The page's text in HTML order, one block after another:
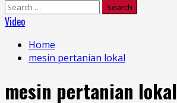
Search
for:
Video
Home
mesin pertanian lokal
mesin pertanian lokal